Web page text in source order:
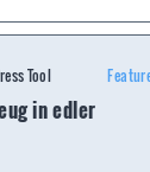
Tool
in edler